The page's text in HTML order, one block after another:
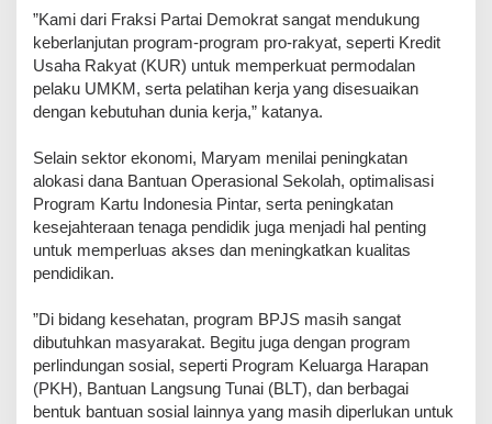
‎”Kami dari Fraksi Partai Demokrat sangat mendukung
keberlanjutan program-program pro-rakyat, seperti Kredit
Usaha Rakyat (KUR) untuk memperkuat permodalan
pelaku UMKM, serta pelatihan kerja yang disesuaikan
dengan kebutuhan dunia kerja,” katanya.
‎Selain sektor ekonomi, Maryam menilai peningkatan
alokasi dana Bantuan Operasional Sekolah, optimalisasi
Program Kartu Indonesia Pintar, serta peningkatan
kesejahteraan tenaga pendidik juga menjadi hal penting
untuk memperluas akses dan meningkatkan kualitas
pendidikan.
‎”Di bidang kesehatan, program BPJS masih sangat
dibutuhkan masyarakat. Begitu juga dengan program
perlindungan sosial, seperti Program Keluarga Harapan
(PKH), Bantuan Langsung Tunai (BLT), dan berbagai
bentuk bantuan sosial lainnya yang masih diperlukan untuk